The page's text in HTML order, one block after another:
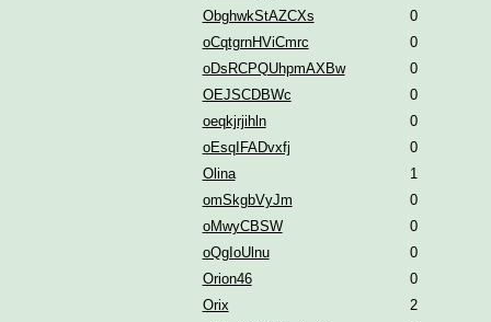
ObghwkStAZCXs
0
oCqtgrnHViCmrc
0
oDsRCPQUhpmAXBw
0
OEJSCDBWc
0
oeqkjrjihln
0
oEsqIFADvxfj
0
Olina
1
omSkgbVyJm
0
oMwyCBSW
0
oQgIoUlnu
0
Orion46
0
Orix
2